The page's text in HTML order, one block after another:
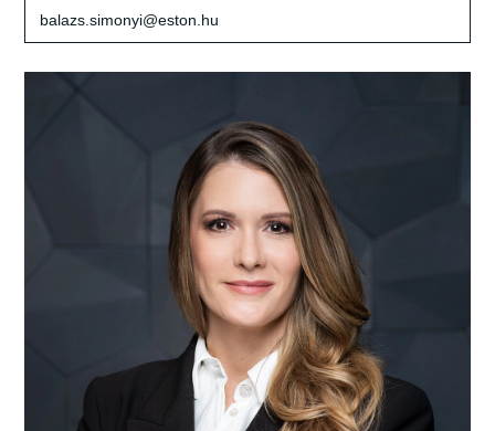
balazs.simonyi@eston.hu